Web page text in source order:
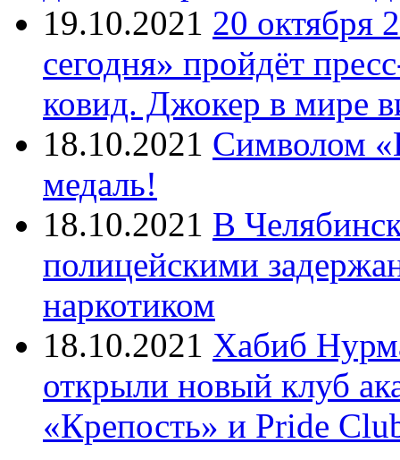
19.10.2021 20 октября
сегодня» пройдёт
ковид. Джокер в мире
18.10.2021 Символом
медаль!
18.10.2021 В
полицейскими
наркотиком
18.10.2021 Хабиб
открыли новый клуб
«Крепость» и Pride